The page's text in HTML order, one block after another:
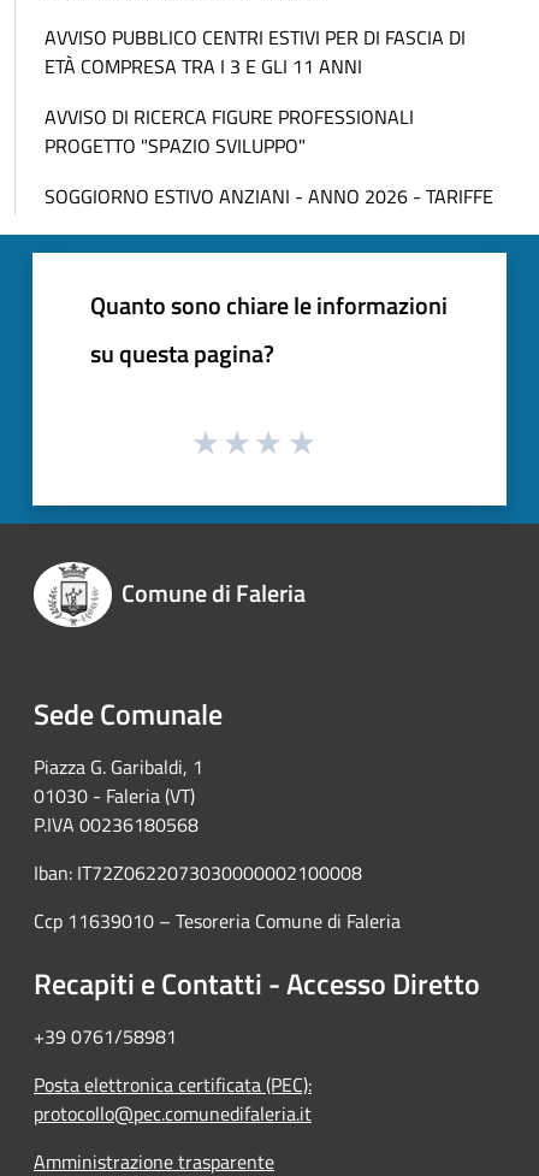
AVVISO PUBBLICO CENTRI ESTIVI PER DI FASCIA DI
ETÀ COMPRESA TRA I 3 E GLI 11 ANNI
AVVISO DI RICERCA FIGURE PROFESSIONALI
PROGETTO "SPAZIO SVILUPPO"
SOGGIORNO ESTIVO ANZIANI - ANNO 2026 - TARIFFE
Quanto sono chiare le informazioni
su questa pagina?
Comune di Faleria
Sede Comunale
Piazza G. Garibaldi, 1
01030 - Faleria (VT)
P.IVA 00236180568
Iban: IT72Z0622073030000002100008
Ccp 11639010 – Tesoreria Comune di Faleria
Recapiti e Contatti - Accesso Diretto
+39 0761/58981
Posta elettronica certificata (PEC):
protocollo@pec.comunedifaleria.it
Amministrazione trasparente